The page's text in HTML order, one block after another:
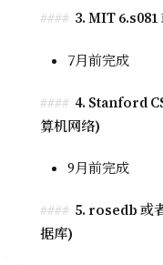
3. MIT
7月前完成
4. Stanford
算机网络)
9月前完成
5. rosedb 或
据库)